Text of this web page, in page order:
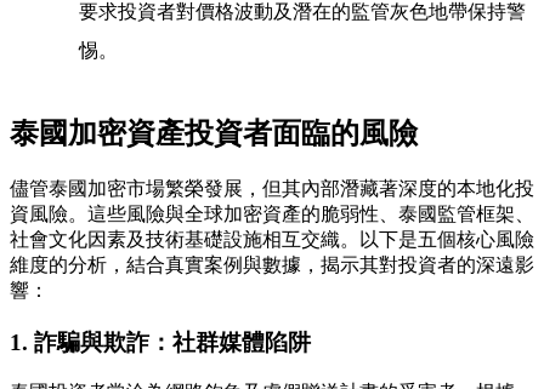
要求投資者對價格波動及潛在的監管灰色地帶保持警
惕。
泰國加密資產投資者面臨的風險
儘管泰國加密市場繁榮發展，但其內部潛藏著深度的本地化投
資風險。這些風險與全球加密資產的脆弱性、泰國監管框架、
社會文化因素及技術基礎設施相互交織。以下是五個核心風險
維度的分析，結合真實案例與數據，揭示其對投資者的深遠影
響：
1. 詐騙與欺詐：社群媒體陷阱